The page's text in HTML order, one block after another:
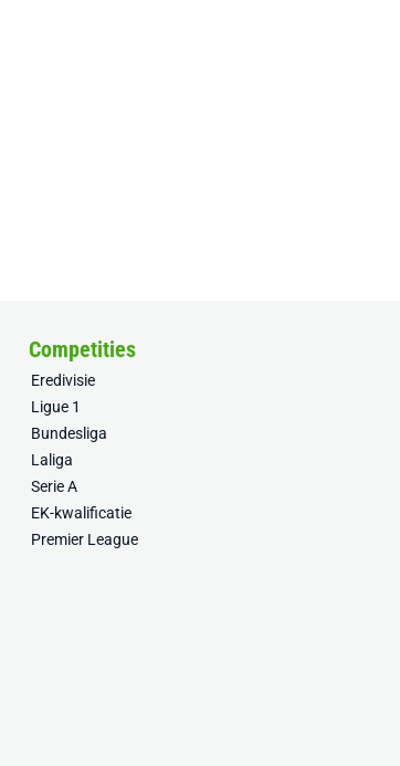
Competities
Eredivisie
Ligue 1
Bundesliga
Laliga
Serie A
EK-kwalificatie
Premier League